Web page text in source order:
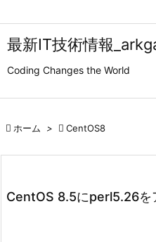
最新IT技術情報
Coding Changes the World
 ホーム >  CentOS8
CentOS 8.5にperl5.26を